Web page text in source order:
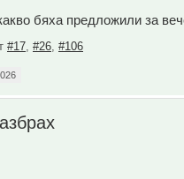
бяха предложили за
#17 #26 #106